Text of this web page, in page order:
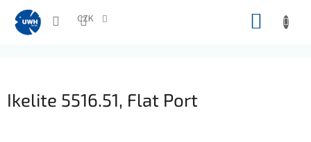
obsah
CZK
Ikelite 5516.51, Flat Port